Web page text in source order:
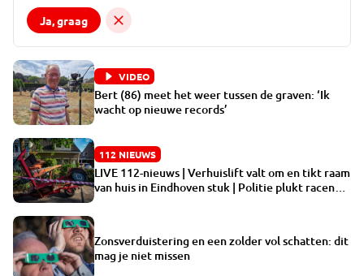
Ja, graag
VIDEO
Bert (86) meet het weer tussen de graven: ‘Ik
wacht op nieuwe records’
112 NIEUWS
LIVE 112-nieuws | Verhuislift valt om en tikt raam
van huis in Eindhoven stuk | Politie plukt racende
Zonsverduistering en een zolder vol schatten: dit
mag je niet missen